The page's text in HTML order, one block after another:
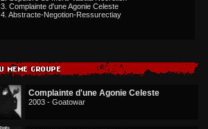
3. Complainte d'une Agonie Celeste
4. Abstracte-Negotion-Ressurectiay
Complainte d'une Agonie Celeste
2003 - Goatowar